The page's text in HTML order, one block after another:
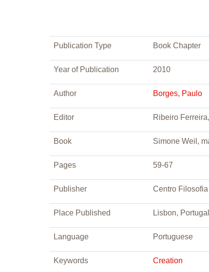
Publication Type Book Chapter
Year of Publication 2010
Author Borges, Paulo
Editor Ribeiro
Book Simone Weil,
Pages 59-67
Publisher Centro
Place Published Lisbon, Portugal
Language Portuguese
Keywords Creation